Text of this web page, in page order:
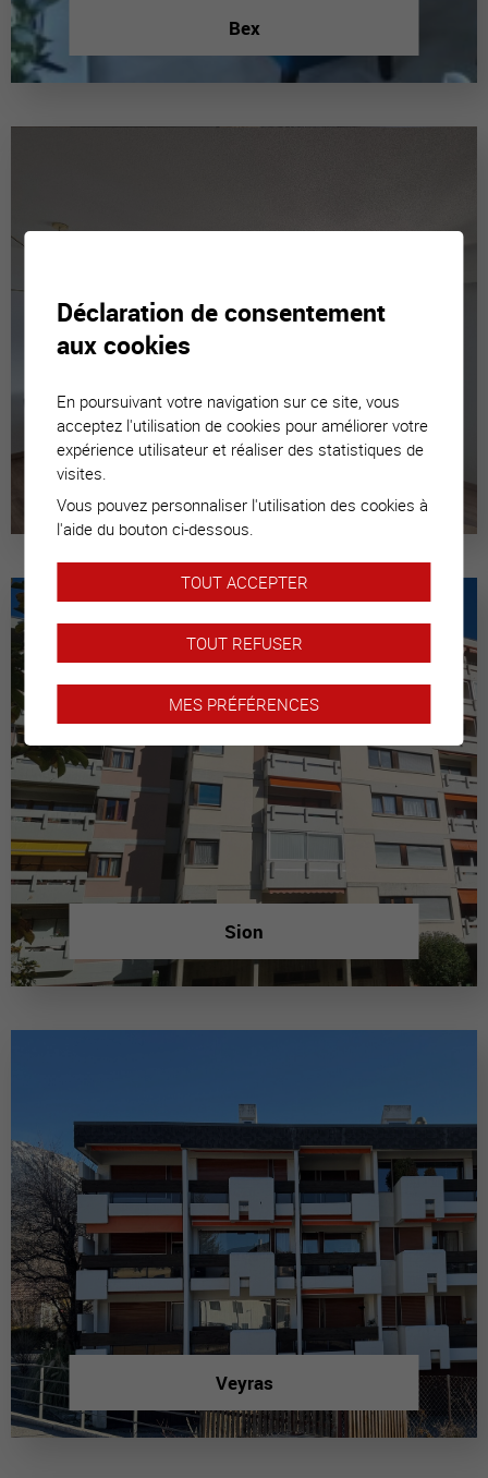
Bex
Sion
Veyras
Déclaration de consentement
aux cookies
En poursuivant votre navigation sur ce site, vous
acceptez l'utilisation de cookies pour améliorer votre
expérience utilisateur et réaliser des statistiques de
visites.
Vous pouvez personnaliser l'utilisation des cookies à
l'aide du bouton ci-dessous.
TOUT ACCEPTER
TOUT REFUSER
MES PRÉFÉRENCES